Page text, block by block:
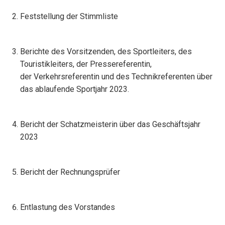
Feststellung der Stimmliste
Berichte des Vorsitzenden, des Sportleiters, des
Touristikleiters, der Pressereferentin,
der Verkehrsreferentin und des Technikreferenten über
das ablaufende Sportjahr 2023.
Bericht der Schatzmeisterin über das Geschäftsjahr
2023
Bericht der Rechnungsprüfer
Entlastung des Vorstandes